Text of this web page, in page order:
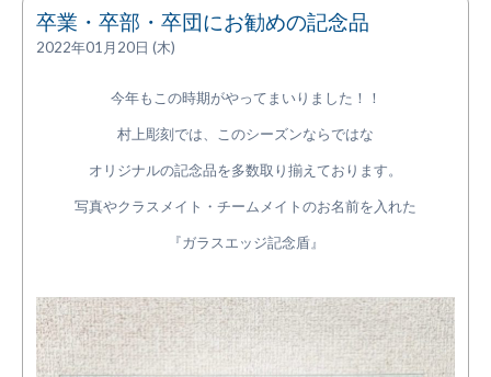
卒業・卒部・卒団にお勧めの記念品
2022年01月20日 (木)
今年もこの時期がやってまいりました！！
村上彫刻では、このシーズンならではな
オリジナルの記念品を多数取り揃えております。
写真やクラスメイト・チームメイトのお名前を入れた
『ガラスエッジ記念盾』